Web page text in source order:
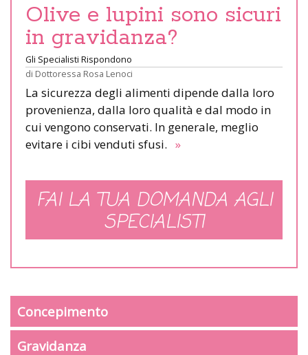
Olive e lupini sono sicuri
in gravidanza?
Gli Specialisti Rispondono
di Dottoressa Rosa Lenoci
La sicurezza degli alimenti dipende dalla loro
provenienza, dalla loro qualità e dal modo in
cui vengono conservati. In generale, meglio
evitare i cibi venduti sfusi. »
FAI LA TUA DOMANDA AGLI
SPECIALISTI
Concepimento
Gravidanza